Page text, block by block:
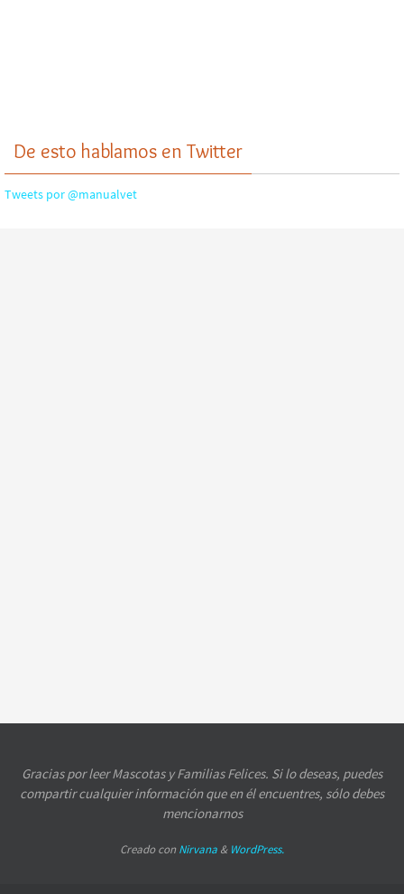
De esto hablamos en Twitter
Tweets por @manualvet
Gracias por leer Mascotas y Familias Felices. Si lo deseas, puedes
compartir cualquier información que en él encuentres, sólo debes
mencionarnos
Creado con Nirvana & WordPress.